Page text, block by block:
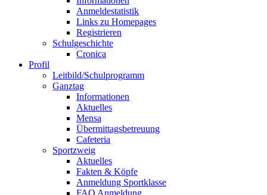
Anmeldestatistik
Links zu Homepages
Registrieren
Schulgeschichte
Cronica
Profil
Leitbild/Schulprogramm
Ganztag
Informationen
Aktuelles
Mensa
Übermittagsbetreuung
Cafeteria
Sportzweig
Aktuelles
Fakten & Köpfe
Anmeldung Sportklasse
FAQ Anmeldung